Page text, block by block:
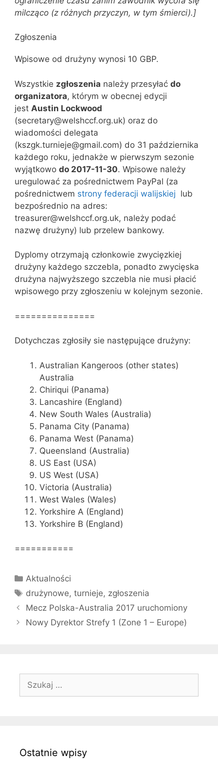
milcząco (z różnych przyczyn, w tym śmierci).]
Zgłoszenia
Wpisowe od drużyny wynosi 10 GBP.
Wszystkie zgłoszenia należy przesyłać do
organizatora, którym w obecnej edycji
jest Austin Lockwood
(secretary@welshccf.org.uk) oraz do
wiadomości delegata
(kszgk.turnieje@gmail.com) do 31 października
każdego roku, jednakże w pierwszym sezonie
wyjątkowo do 2017-11-30. Wpisowe należy
uregulować za pośrednictwem PayPal (za
pośrednictwem strony federacji walijskiej lub
bezpośrednio na adres:
treasurer@welshccf.org.uk, należy podać
nazwę drużyny) lub przelew bankowy.
Dyplomy otrzymają członkowie zwycięzkiej
drużyny każdego szczebla, ponadto zwycięska
drużyna najwyższego szczebla nie musi płacić
wpisowego przy zgłoszeniu w kolejnym sezonie.
===============
Dotychczas zgłosiły sie następujące drużyny:
Australian Kangeroos (other states)
Australia
Chiriqui (Panama)
Lancashire (England)
New South Wales (Australia)
Panama City (Panama)
Panama West (Panama)
Queensland (Australia)
US East (USA)
US West (USA)
Victoria (Australia)
West Wales (Wales)
Yorkshire A (England)
Yorkshire B (England)
===========
Kategorie
Aktualności
Tagi
drużynowe,turnieje, zgłoszenia
Mecz Polska-Australia 2017 uruchomiony
Nowy Dyrektor Strefy 1 (Zone 1 – Europe)
Szukaj:
Ostatnie wpisy